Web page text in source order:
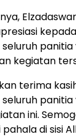
kegiatan
terima
ini.
di sisi